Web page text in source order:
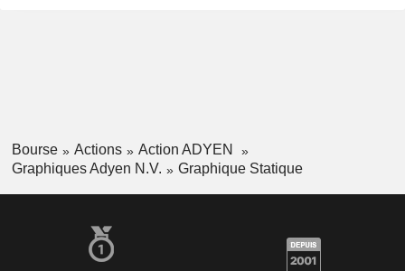
Bourse Actions
Action ADYEN
Graphiques Adyen N.V.
Graphique Statique